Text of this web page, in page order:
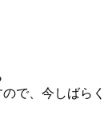
で、今しばらく